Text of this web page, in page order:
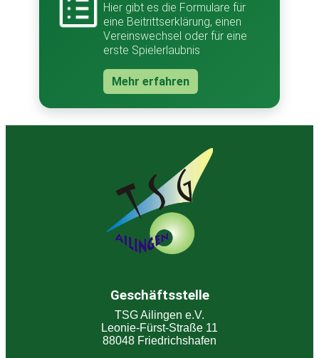
Hier gibt es die Formulare für
eine Beitrittserklärung, einen
Vereinswechsel oder für eine
erste Spielerlaubnis
Mehr erfahren
Geschäftsstelle
TSG Ailingen e.V.
Leonie-Fürst-Straße 11
88048 Friedrichshafen